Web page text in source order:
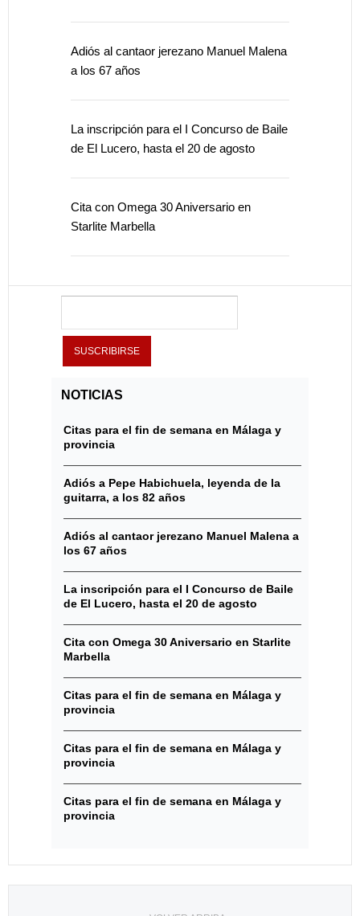
Adiós al cantaor jerezano Manuel Malena
a los 67 años
La inscripción para el I Concurso de Baile
de El Lucero, hasta el 20 de agosto
Cita con Omega 30 Aniversario en
Starlite Marbella
NOTICIAS
Citas para el fin de semana en Málaga y
provincia
Adiós a Pepe Habichuela, leyenda de la
guitarra, a los 82 años
Adiós al cantaor jerezano Manuel Malena a
los 67 años
La inscripción para el I Concurso de Baile
de El Lucero, hasta el 20 de agosto
Cita con Omega 30 Aniversario en Starlite
Marbella
Citas para el fin de semana en Málaga y
provincia
Citas para el fin de semana en Málaga y
provincia
Citas para el fin de semana en Málaga y
provincia